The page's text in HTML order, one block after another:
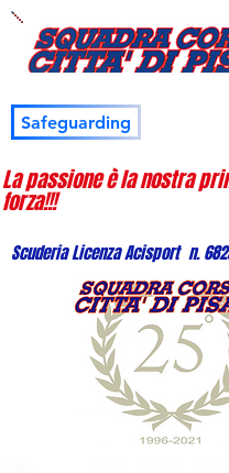
Safeguarding
La passione è la nostra
forza!!!
Scuderia Licenza Acisport n.